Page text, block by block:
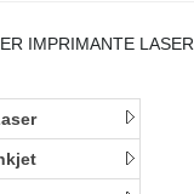
IMPRIMANTE LASER